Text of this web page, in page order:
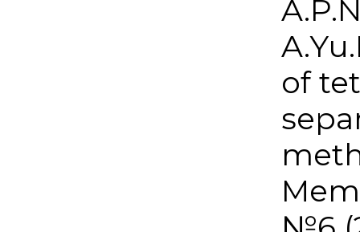
of